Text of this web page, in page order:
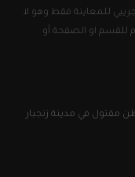
فقط وهو لا
او الصفحة أو
في مدينة زنجبار